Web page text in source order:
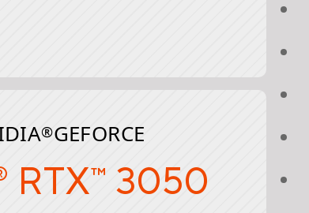
®GEFORCE
RTX™ 3050